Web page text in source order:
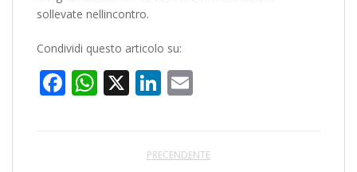
sollevate nellincontro.
Condividi questo articolo su:
Facebook
WhatsApp
X LinkedIn
PRECENDENTE